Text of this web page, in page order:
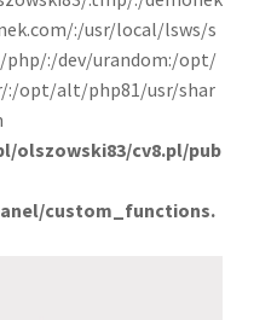
:/usr/local/lsws/s
php/:/dev/urandom:/opt/
:/opt/alt/php81/usr/shar
olszowski83/cv8.pl/pub
custom_functions.